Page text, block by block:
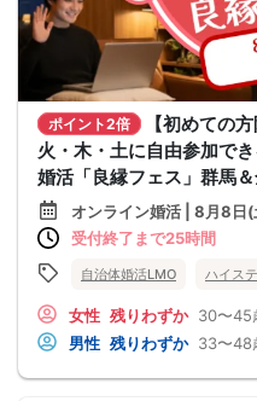
ポイント2倍
【初めての
火・木・土に自由参加で
婚活「良縁フェス」群馬
オンライン婚活 | 8月8日
受付終了まで25時間
自治体婚活LMO ハイス
女性 残りわずか 30〜45
男性 残りわずか 33〜48